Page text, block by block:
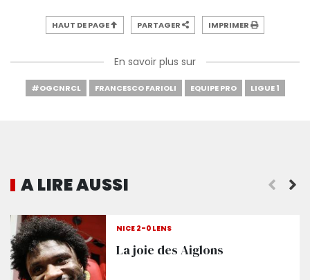
HAUT DE PAGE PARTAGER IMPRIMER
En savoir plus sur
#OGCNRCL FRANCESCO FARIOLI EQUIPE PRO LIGUE 1
A LIRE AUSSI
NICE 2-0 LENS
La joie des Aiglons
Le face à face